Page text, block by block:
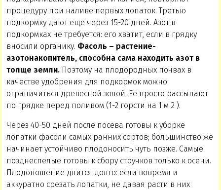
процедуру при наливе первых лопаток. Третью
подкормку дают ещё через 15-20 дней. Азот в
подкормках не требуется: его хватит, если в грядку
вносили органику. Фасоль – растение-
азотонакопитель, способна сама находить азот в
толще земли. Поэтому на плодородных почвах в
качестве удобрения для подкормок можно
ограничиться древесной золой. Её просто рассыпают
по грядке перед поливом (1-2 горсти на 1 м 2 ).
Через 40-50 дней после посева готовы к уборке
лопатки фасоли самых ранних сортов; большинство же
начинает устойчиво плодоносить чуть позже. Самые
позднеспелые готовы к сбору стручков только к осени.
Плодоношение длится долго: если вовремя и
аккуратно срезать лопатки, не давая расти в них